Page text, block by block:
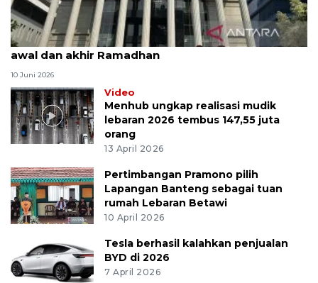
MK uji materi UU Peradilan Agama perihal isbat
awal dan akhir Ramadhan
10 Juni 2026
Video
Menhub ungkap realisasi mudik
lebaran 2026 tembus 147,55 juta
orang
13 April 2026
Pertimbangan Pramono pilih
Lapangan Banteng sebagai tuan
rumah Lebaran Betawi
10 April 2026
Tesla berhasil kalahkan penjualan
BYD di 2026
7 April 2026